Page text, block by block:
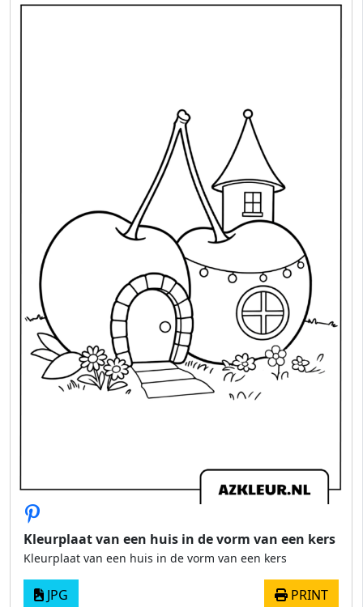
Kleurplaat van een huis in de vorm van een kers
Kleurplaat van een huis in de vorm van een kers
JPG PRINT